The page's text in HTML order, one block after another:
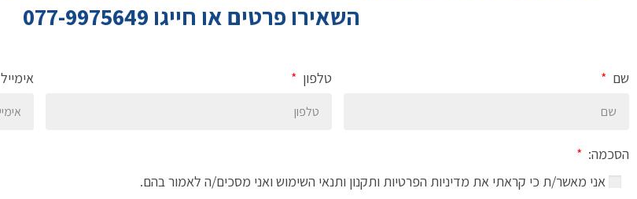
השאירו פרטים או חייגו 077-9975649
שם טלפון אימייל
הסכמה:
אני מאשר/ת כי קראתי את מדיניות הפרטיות ותקנון ותנאי השימוש ואני מסכים/ה לאמור בהם.